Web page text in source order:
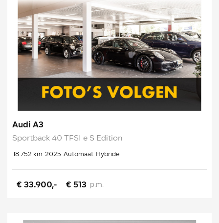
Audi A3
Sportback 40 TFSI e S Edition
18.752 km 2025 Automaat Hybride
€ 33.900,- € 513 p.m.